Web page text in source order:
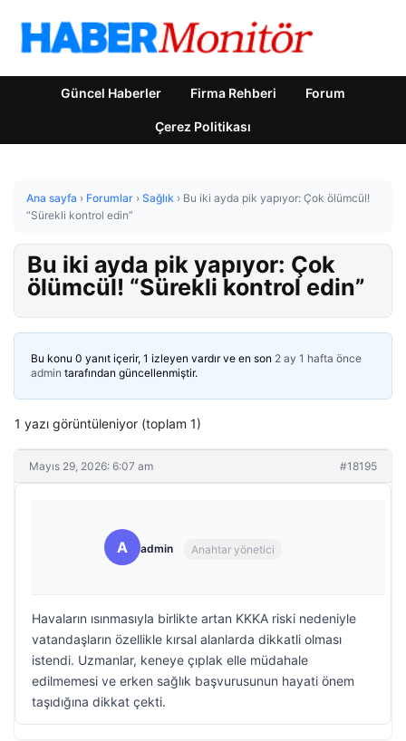
Güncel Haberler Firma Rehberi Forum
Çerez Politikası
Ana sayfa › Forumlar › Sağlık › Bu iki ayda pik yapıyor: Çok ölümcül!
“Sürekli kontrol edin”
Bu iki ayda pik yapıyor: Çok
ölümcül! “Sürekli kontrol edin”
Bu konu 0 yanıt içerir, 1 izleyen vardır ve en son 2 ay 1 hafta önce
admin tarafından güncellenmiştir.
1 yazı görüntüleniyor (toplam 1)
Mayıs 29, 2026: 6:07 am #18195
A admin Anahtar yönetici
Havaların ısınmasıyla birlikte artan KKKA riski nedeniyle
vatandaşların özellikle kırsal alanlarda dikkatli olması
istendi. Uzmanlar, keneye çıplak elle müdahale
edilmemesi ve erken sağlık başvurusunun hayati önem
taşıdığına dikkat çekti.